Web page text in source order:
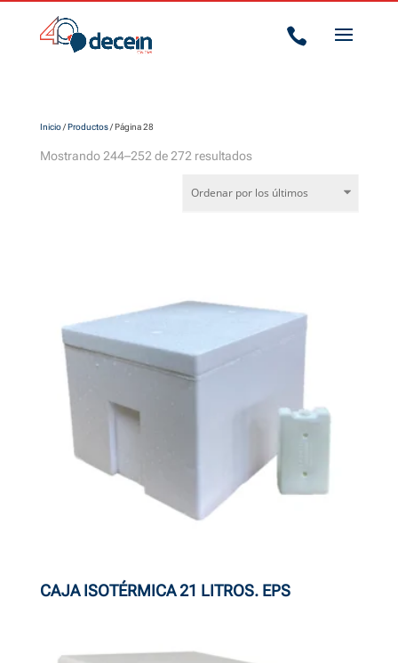

Inicio/Productos/ Página 28
Mostrando 244–252 de 272 resultadosOrdenado
últimos
CAJA ISOTÉRMICA 21 LITROS. EPS